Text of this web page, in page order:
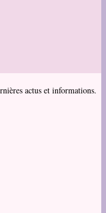
actus et informations.